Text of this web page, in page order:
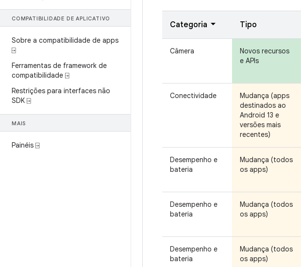
COMPATIBILIDADE DE APLICATIVO
Sobre a compatibilidade de apps
⍈
Ferramentas de framework de
compatibilidade ⍈
Restrições para interfaces não
SDK ⍈
MAIS
Painéis ⍈
Categoria Tipo
Câmera
Novos recursos
e APIs
Conectividade
Mudança (apps
destinados ao
Android 13 e
versões mais
recentes)
Desempenho e
bateria
Mudança (todos
os apps)
Desempenho e
bateria
Mudança (todos
os apps)
Desempenho e
bateria
Mudança (todos
os apps)